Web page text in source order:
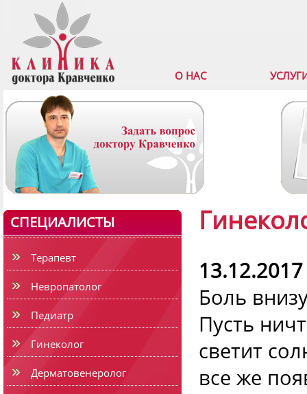
О НАС
СПЕЦИАЛИСТЫ
Терапевт
Невропатолог
Педиатр
Гинеколог
Дерматовенеролог
Боль
Пусть
светит
все же